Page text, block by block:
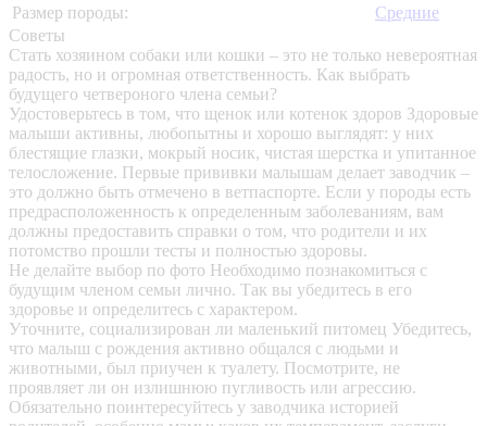
Размер породы:
Средние
Советы
Стать хозяином собаки или кошки – это не только невероятная
радость, но и огромная ответственность. Как выбрать
будущего четвероного члена семьи?
Удостоверьтесь в том, что щенок или котенок здоров Здоровые
малыши активны, любопытны и хорошо выглядят: у них
блестящие глазки, мокрый носик, чистая шерстка и упитанное
телосложение. Первые прививки малышам делает заводчик –
это должно быть отмечено в ветпаспорте. Если у породы есть
предрасположенность к определенным заболеваниям, вам
должны предоставить справки о том, что родители и их
потомство прошли тесты и полностью здоровы.
Не делайте выбор по фото Необходимо познакомиться с
будущим членом семьи лично. Так вы убедитесь в его
здоровье и определитесь с характером.
Уточните, социализирован ли маленький питомец Убедитесь,
что малыш с рождения активно общался с людьми и
животными, был приучен к туалету. Посмотрите, не
проявляет ли он излишнюю пугливость или агрессию.
Обязательно поинтересуйтесь у заводчика историей